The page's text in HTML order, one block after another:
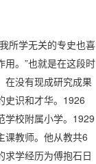
所学无关的专史也喜
。”也就是在这段时
在没有现成研究成果
史识和才华。1926
学校附属小学。1929
课教师。他从教共6
求学经历为傅抱石日